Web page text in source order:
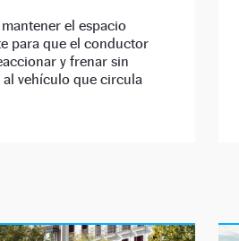
mantener el espacio
para que el conductor
y frenar sin
al vehículo que circula